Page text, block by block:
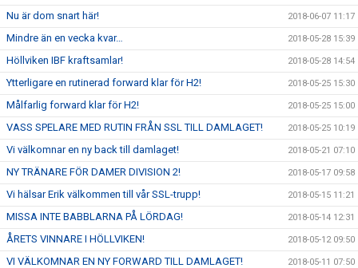
Nu är dom snart här! 2018-06-07 11:17
Mindre än en vecka kvar… 2018-05-28 15:39
Höllviken IBF kraftsamlar! 2018-05-28 14:54
Ytterligare en rutinerad forward klar för H2! 2018-05-25 15:30
Målfarlig forward klar för H2! 2018-05-25 15:00
VASS SPELARE MED RUTIN FRÅN SSL TILL DAMLAGET! 2018-05-25 10:19
Vi välkomnar en ny back till damlaget! 2018-05-21 07:10
NY TRÄNARE FÖR DAMER DIVISION 2! 2018-05-17 09:58
Vi hälsar Erik välkommen till vår SSL-trupp! 2018-05-15 11:21
MISSA INTE BABBLARNA PÅ LÖRDAG! 2018-05-14 12:31
ÅRETS VINNARE I HÖLLVIKEN! 2018-05-12 09:50
VI VÄLKOMNAR EN NY FORWARD TILL DAMLAGET! 2018-05-11 07:50